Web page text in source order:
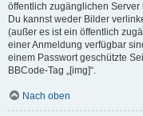
öffentlich zugänglichen Server
Du kannst weder Bilder
(außer es ist ein öffentlich
einer Anmeldung verfügbar
einem Passwort geschützte
BBCode-Tag „[img]“.
Nach oben